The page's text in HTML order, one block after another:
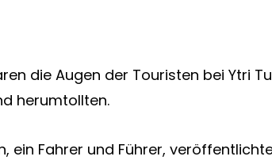
die Augen der Touristen bei Ytri
herumtollten.
ein Fahrer und Führer,